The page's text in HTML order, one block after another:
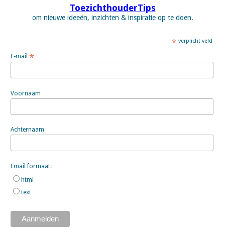
ToezichthouderTips
om nieuwe ideeën, inzichten & inspiratie op te doen.
*verplicht veld
E-mail *
Voornaam
Achternaam
Email formaat:
html
text